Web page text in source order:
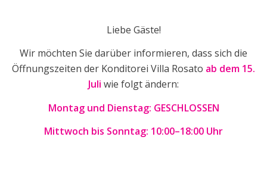
Liebe Gäste!
Wir möchten Sie darüber informieren, dass sich die
Öffnungszeiten der Konditorei Villa Rosato ab dem 15.
Juli wie folgt ändern:
Montag und Dienstag: GESCHLOSSEN
Mittwoch bis Sonntag: 10:00–18:00 Uhr